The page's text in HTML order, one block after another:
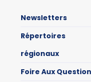
Newsletters
Répertoires
régionaux
Foire Aux